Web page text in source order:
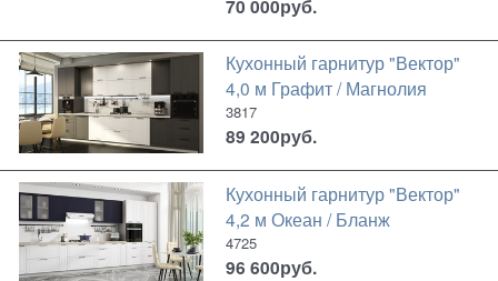
70 000руб.
Кухонный гарнитур "Вектор"
4,0 м Графит / Магнолия
3817
89 200руб.
Кухонный гарнитур "Вектор"
4,2 м Океан / Бланж
4725
96 600руб.